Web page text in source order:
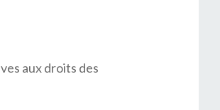
aux droits des